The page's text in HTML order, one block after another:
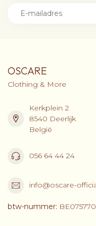
OSCARE
Clothing & More
Kerkplein 2
8540 Deerlijk
België
056 64 44 24
info@oscare-
btw-nummer: